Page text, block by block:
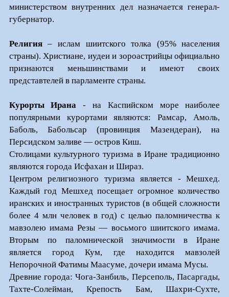
министерством внутренних дел назначается генерал-
губернатор.
Религия– ислам шиитского толка (95% населения
страны).Христиане, иудеи и зороастрийцы официально
признаются меньшинствами и имеют своих
представтелей в парламенте страны.
Курорты Ирана - на Каспийском море наиболее
популярными курортами являются: Рамсар, Амоль,
Баболь, Бабольсар (провинция Мазендеран), на
Персидском заливе — остров Киш.
Столицами культурного туризма в Иране традиционно
являются города Исфахан и Шираз.
Центром религиозного туризма является - Мешхед.
Каждый год Мешхед посещает огромное количество
иранских и иностранных туристов (в общей сложности
более 4 млн человек в год) с целью паломничества к
мавзолею имама Резы — восьмого шиитского имама.
Вторым по паломнической значимости в Иране
является город Кум, где находится мавзолей
Непорочной Фатимы Маасуме, дочери имама Мусы.
Древние города: Чога-Занбиль, Персеполь, Пасаргады,
Тахте-Солейман, Крепость Бам, Шахри-Сухте,